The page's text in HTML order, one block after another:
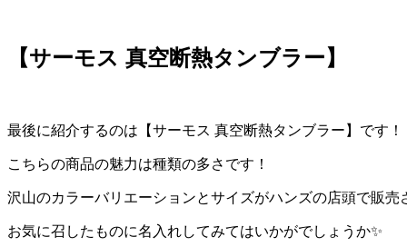
【サーモス 真空断熱タンブラー】
最後に紹介するのは【サーモス 真空断熱タンブラー】です！
こちらの商品の魅力は種類の多さです！
沢山のカラーバリエーションとサイズがハンズの店頭で販売
お気に召したものに名入れしてみてはいかがでしょうか✨